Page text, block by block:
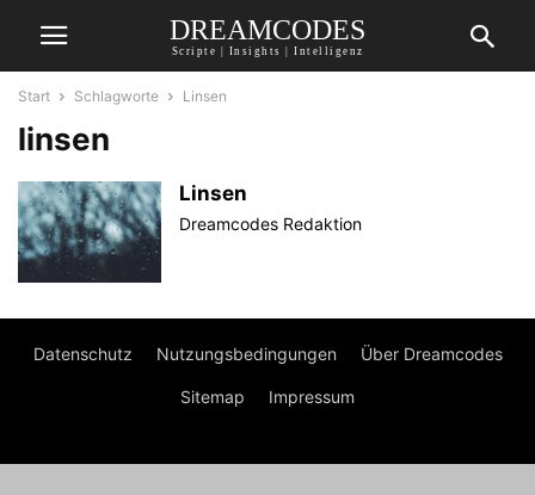
DREAMCODES
Scripte | Insights | Intelligenz
Start Schlagworte Linsen
linsen
Linsen
Dreamcodes Redaktion
Datenschutz Nutzungsbedingungen Über Dreamcodes
Sitemap Impressum